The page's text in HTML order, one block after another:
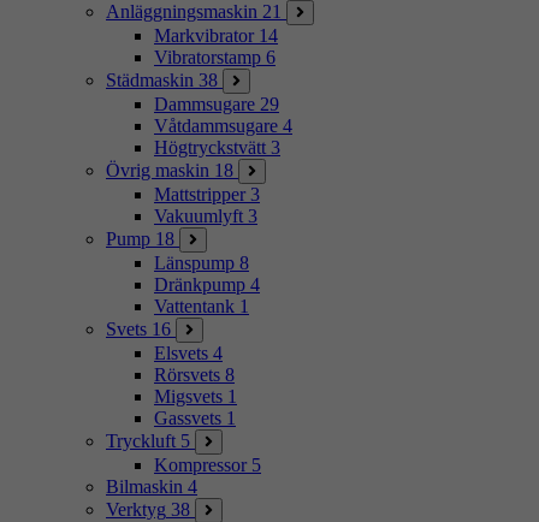
Anläggningsmaskin 21
Markvibrator 14
Vibratorstamp 6
Städmaskin 38
Dammsugare 29
Våtdammsugare 4
Högtryckstvätt 3
Övrig maskin 18
Mattstripper 3
Vakuumlyft 3
Pump 18
Länspump 8
Dränkpump 4
Vattentank 1
Svets 16
Elsvets 4
Rörsvets 8
Migsvets 1
Gassvets 1
Tryckluft 5
Kompressor 5
Bilmaskin 4
Verktyg 38